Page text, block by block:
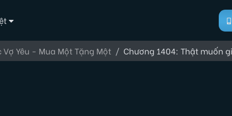
Vợ Yêu - Mua Một Tặng Một Chương 1404: Thật muốn